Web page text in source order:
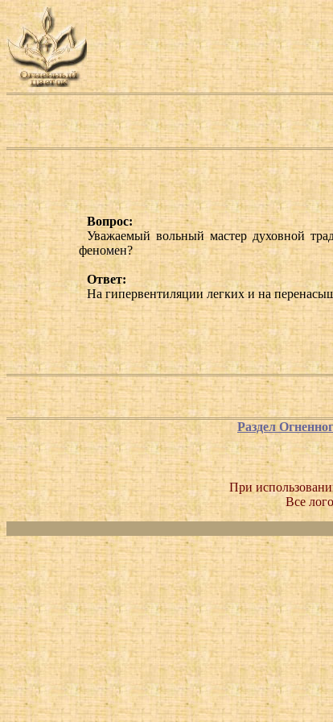
Вопрос:
Уважаемый вольный мастер духовной
феномен?
Ответ:
На гипервентиляции легких и на
Раздел
При
Все